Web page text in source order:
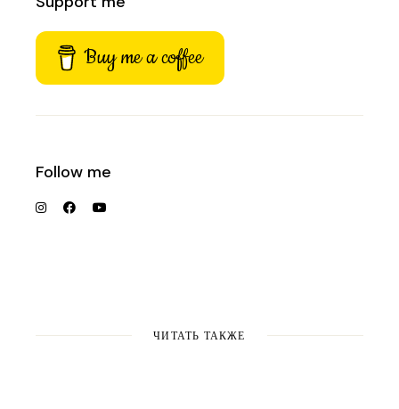
Buy me a coffee
Follow me
ЧИТАТЬ ТАКЖЕ